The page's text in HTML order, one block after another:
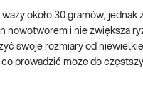
około 30 gramów,
nowotworem i nie zwiększa
swoje rozmiary od
prowadzić może do